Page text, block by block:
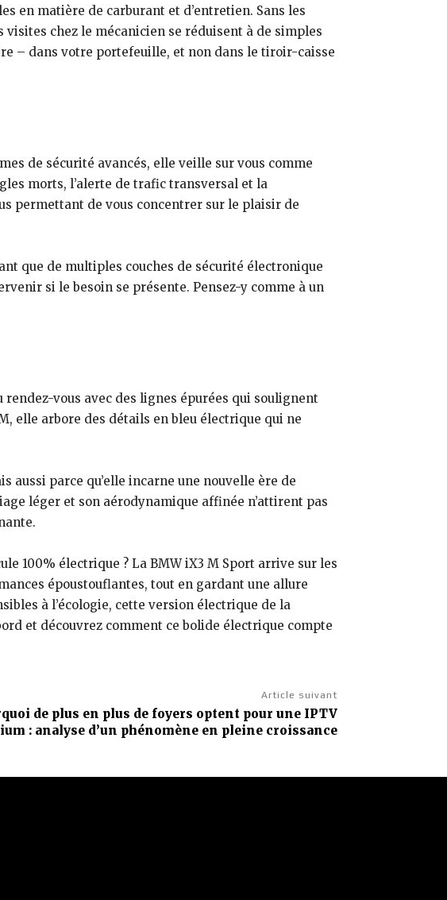
en matière de carburant et d’entretien. Sans les
chez le mécanicien se réduisent à de simples
– dans votre portefeuille, et non dans le tiroir-caisse
de sécurité avancés, elle veille sur vous comme
morts, l’alerte de trafic transversal et la
permettant de vous concentrer sur le plaisir de
que de multiples couches de sécurité électronique
si le besoin se présente. Pensez-y comme à un
rendez-vous avec des lignes épurées qui soulignent
elle arbore des détails en bleu électrique qui ne
aussi parce qu’elle incarne une nouvelle ère de
léger et son aérodynamique affinée n’attirent pas
100% électrique ? La BMW iX3 M Sport arrive sur les
époustouflantes, tout en gardant une allure
à l’écologie, cette version électrique de la
et découvrez comment ce bolide électrique compte
Article suivant
de plus en plus de foyers optent pour une IPTV
: analyse d’un phénomène en pleine croissance